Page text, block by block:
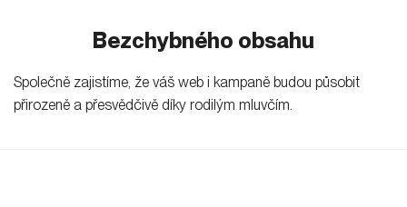
Bezchybného obsahu
Společně zajistíme, že váš web i kampaně budou působit
přirozeně a přesvědčivě díky rodilým mluvčím.